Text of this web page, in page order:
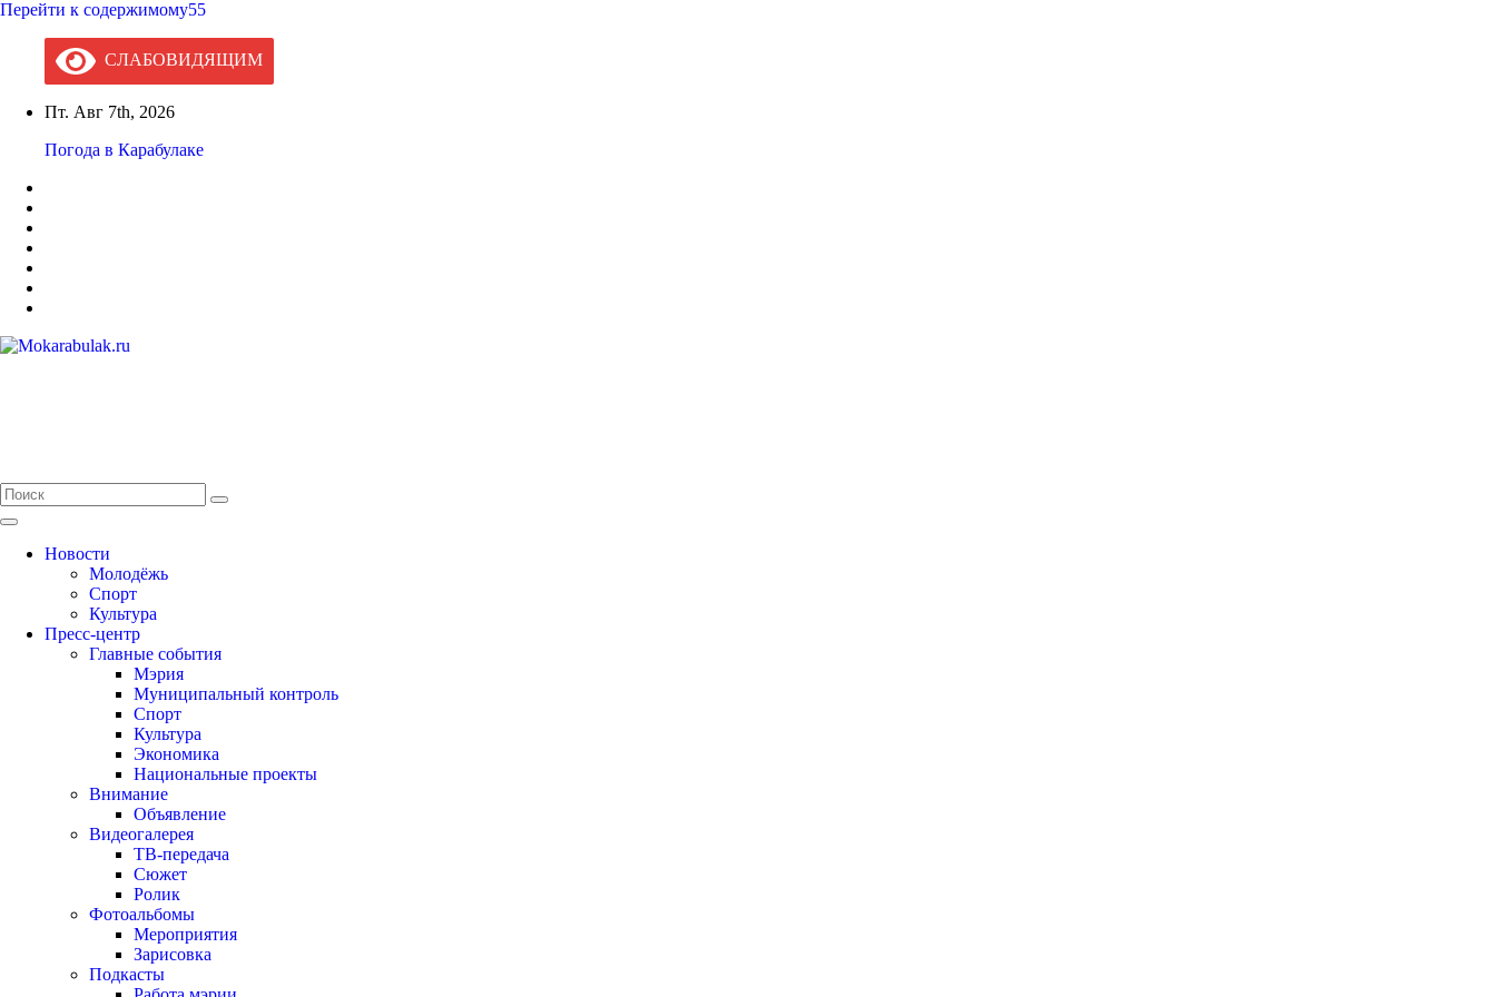
Перейти к содержимому55
СЛАБОВИДЯЩИМ
Пт. Авг 7th, 2026
Погода в Карабулаке
Новости
Молодёжь
Спорт
Культура
Пресс-центр
Главные события
Мэрия
Муниципальный контроль
Спорт
Культура
Экономика
Национальные проекты
Внимание
Объявление
Видеогалерея
ТВ-передача
Сюжет
Ролик
Фотоальбомы
Мероприятия
Зарисовка
Подкасты